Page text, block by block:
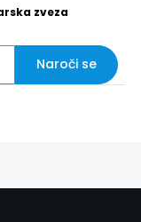
zveza
Naroči se